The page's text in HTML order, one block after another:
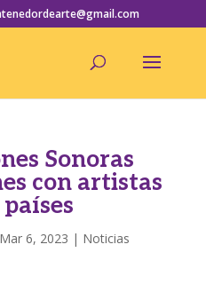
Sonoras
con artistas
Mar 6, 2023 | Noticias